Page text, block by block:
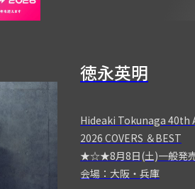
徳永英明
Hideaki Tokunaga 40th
2026 COVERS ＆BEST
★☆★8月8日(土)一般
会場：大阪・兵庫